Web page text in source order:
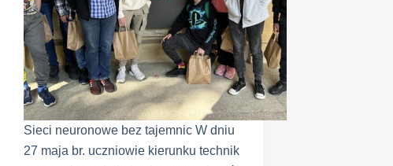
Sieci neuronowe bez tajemnic W dniu
27 maja br. uczniowie kierunku technik